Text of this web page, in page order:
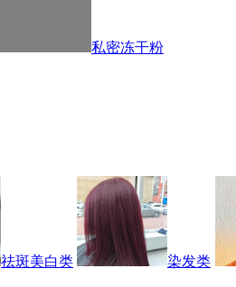
私密冻干粉
祛斑美白类
染发类